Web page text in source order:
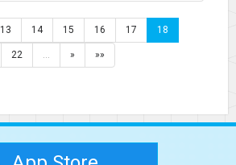
13 14 15 16 17 18
22 … » »»